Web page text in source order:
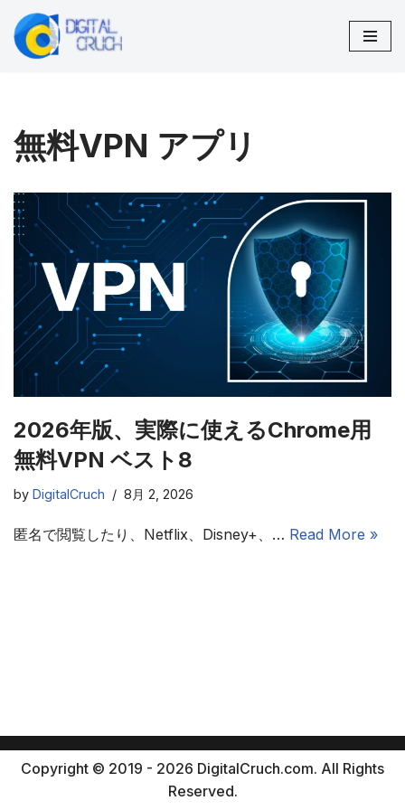
コ
ツ
へ
キ
ッ
プ
無料VPN アプリ
2026年版、実際に使えるChrome用
無料VPN ベスト8
by DigitalCruch 8月 2, 2026
匿名で閲覧したり、Netflix、Disney+、… Read More »
Copyright © 2019 - 2026 DigitalCruch.com. All Rights
Reserved.